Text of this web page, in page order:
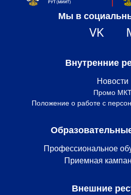
Мы в
VK
Внутренние
Новости
Промо
Положение о работе с
Профессиональное
Приемная
Внешние